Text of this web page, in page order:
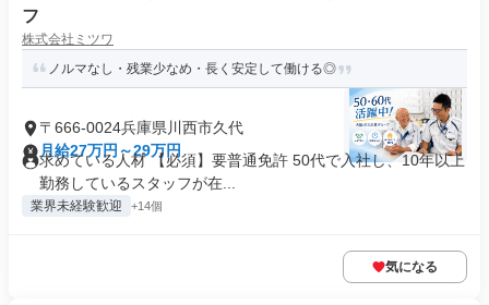
フ
株式会社ミツワ
ノルマなし・残業少なめ・長く安定して働ける◎
〒666-0024兵庫県川西市久代
月給27万円～29万円
求めている人材 【必須】要普通免許 50代で入社し、10年以上
勤務しているスタッフが在...
業界未経験歓迎 +14個
気になる